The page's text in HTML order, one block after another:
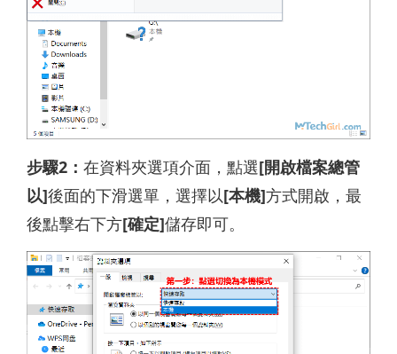
步驟2： 在資料夾選項介面，點選[開啟檔案總管
以]後面的下滑選單，選擇以[本機]方式開啟，最
後點擊右下方[確定]儲存即可。